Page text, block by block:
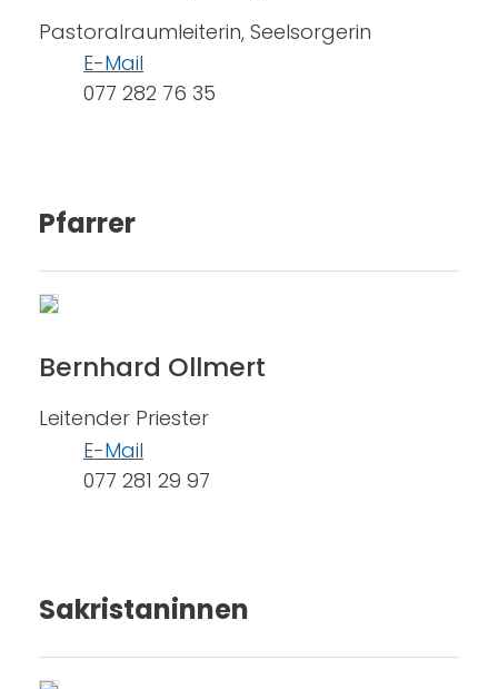
Pastoralraumleiterin, Seelsorgerin
E-Mail
077 282 76 35
Pfarrer
Bernhard Ollmert
Leitender Priester
E-Mail
077 281 29 97
Sakristaninnen